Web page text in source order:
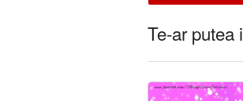
Te-ar putea